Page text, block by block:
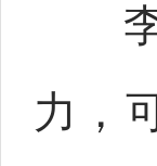
李
力，